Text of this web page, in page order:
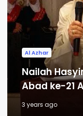
Al Azhar
Nailah
Abad ke-21
3 years ago